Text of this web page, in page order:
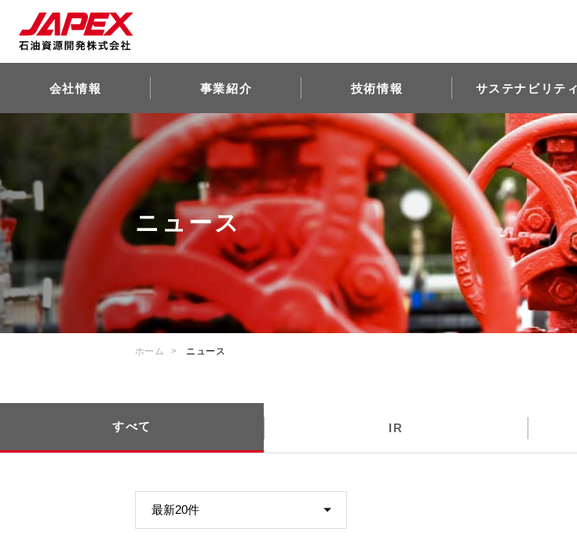
会社情報 事業紹介 技術情報 サステナビリティ
ニュース
ホーム ニュース
すべて IR